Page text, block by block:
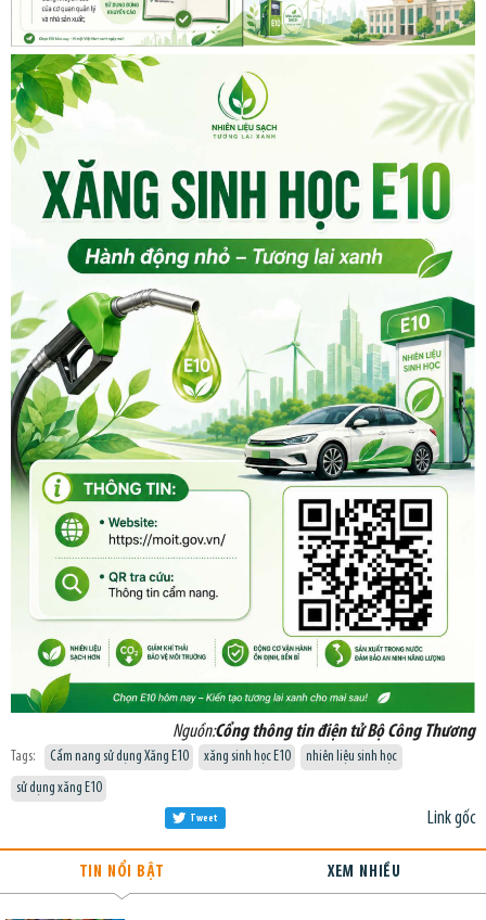
Nguồn:Cổng thông tin điện tử Bộ Công Thương
Tags: Cẩm nang sử dụng Xăng E10 xăng sinh học E10
nhiên liệu sinh học
sử dụng xăng E10
Link gốc
Tweet
TIN NỔI BẬT XEM NHIỀU